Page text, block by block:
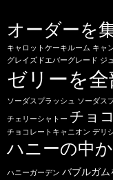
オーダーを
キャロットケーキルーム キャ
グレイズドエバーグレード ジ
ゼリーを全
ソーダスプラッシュ ソーダス
チェリーシャトー チョ
チョコレートキャニオン デリ
ハニーの中
ハニーガーデン バブルガム